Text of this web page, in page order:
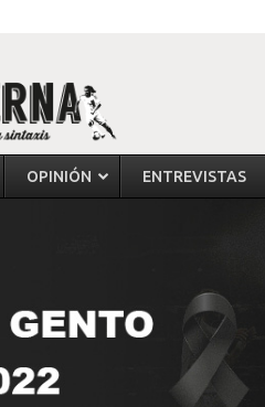
OPINIÓN ENTREVISTAS